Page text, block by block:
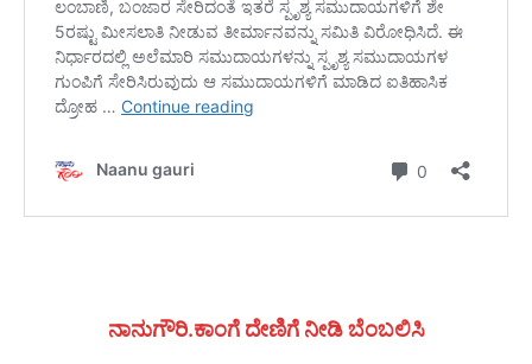
ನಾನುಗೌರಿ.ಕಾಂಗೆ ದೇಣಿಗೆ ನೀಡಿ ಬೆಂಬಲಿಸಿ